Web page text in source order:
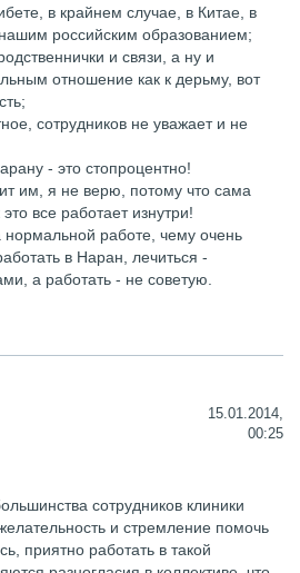
в крайнем случае, в Китае, в
российским образованием;
и связи, а ну и
отношение как к дерьму, вот
сотрудников не уважает и не
- это стопроцентно!
им, я не верю, потому что сама
все работает изнутри!
нормальной работе, чему очень
в Наран, лечиться -
а работать - не советую.
15.01.2014,
00:25
сотрудников клиники
и стремление помочь
приятно работать в такой